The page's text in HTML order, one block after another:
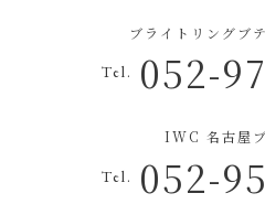
ブライトリングブ
Tel. 052-
IWC 名古屋
Tel. 052-